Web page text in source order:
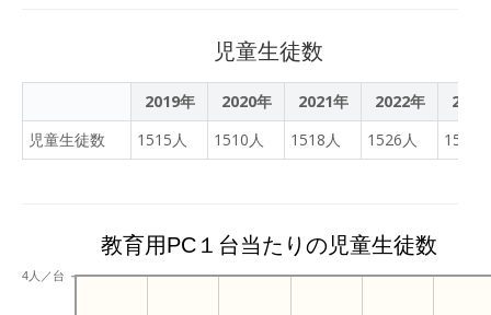
児童生徒数
2019年 2020年 2021年 2022年
2023
児童生徒数
1515人 1510人 1518人 1526人 1526
教育用PC１台当たりの児童生徒数
4人／台